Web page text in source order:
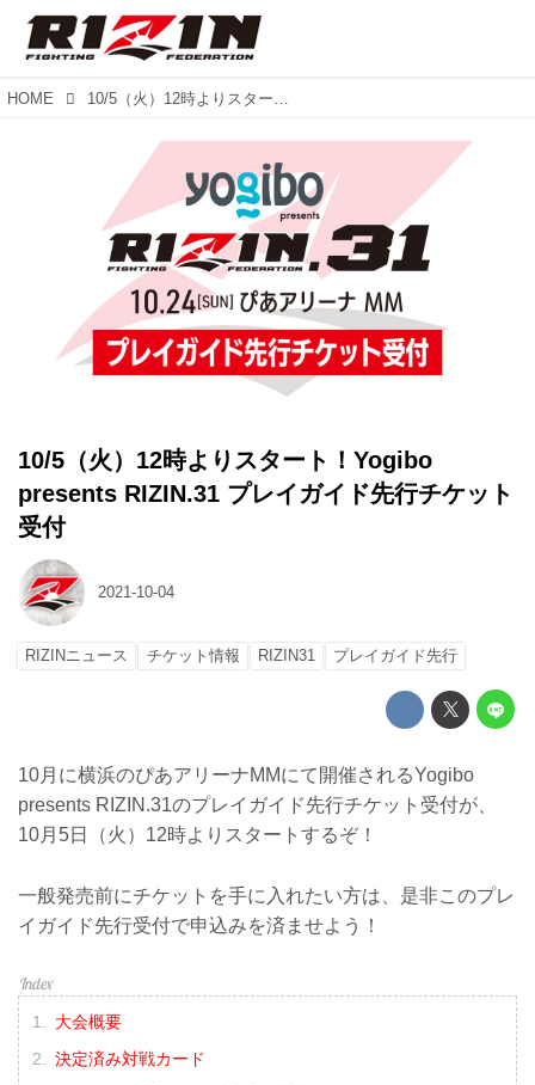
HOME 10/5（火）12時よりスタート！Yogibo presents RIZIN.31 プレイガイド先行チケット受付
10/5（火）12時よりスタート！Yogibo
presents RIZIN.31 プレイガイド先行チケット
受付
2021-10-04
RIZINニュース チケット情報 RIZIN31 プレイガイド先行
10月に横浜のぴあアリーナMMにて開催されるYogibo
presents RIZIN.31のプレイガイド先行チケット受付が、
10月5日（火）12時よりスタートするぞ！
一般発売前にチケットを手に入れたい方は、是非このプレ
イガイド先行受付で申込みを済ませよう！
大会概要
決定済み対戦カード